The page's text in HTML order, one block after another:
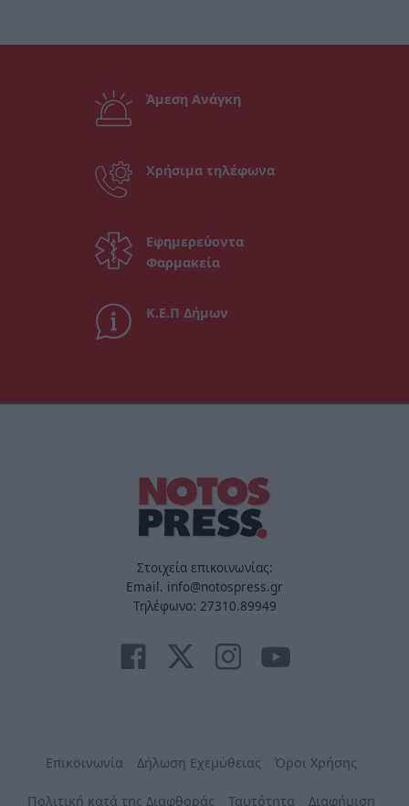
Άμεση Ανάγκη
Χρήσιμα τηλέφωνα
Εφημερεύοντα
Φαρμακεία
Κ.Ε.Π Δήμων
Στοιχεία επικοινωνίας:
Email. info@notospress.gr
Τηλέφωνο: 27310.89949
Επικοινωνία Δήλωση Εχεμύθειας Όροι Χρήσης
Πολιτική κατά της Διαφθοράς Ταυτότητα Διαφήμιση